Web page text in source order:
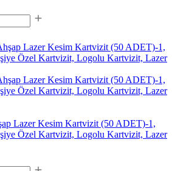
Lazer Kesim Kartvizit (50 ADET)-1,
Özel Kartvizit, Logolu Kartvizit, Lazer